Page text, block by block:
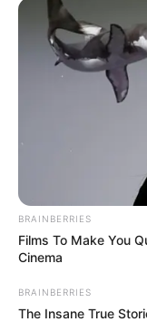
BRAINBERRIES
Films To Make You
Cinema
BRAINBERRIES
The Insane True